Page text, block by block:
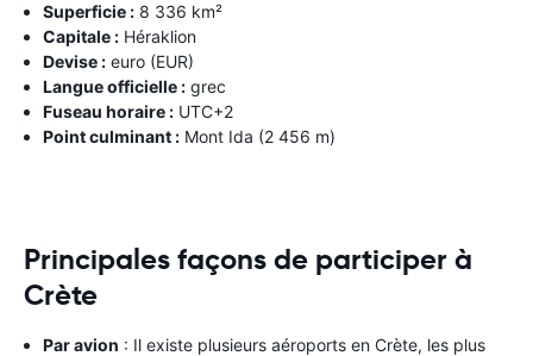
Superficie : 8 336 km²
Capitale : Héraklion
Devise : euro (EUR)
Langue officielle : grec
Fuseau horaire : UTC+2
Point culminant : Mont Ida (2 456 m)
Principales façons de participer à
Crète
Par avion : Il existe plusieurs aéroports en Crète, les plus